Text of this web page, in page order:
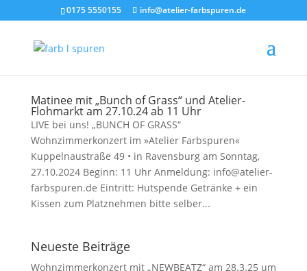
0175 5550155 info@atelier-farbspuren.de
Matinee mit „Bunch of Grass“ und Atelier-
Flohmarkt am 27.10.24 ab 11 Uhr
LIVE bei uns! „BUNCH OF GRASS“
Wohnzimmerkonzert im »Atelier Farbspuren«
Kuppelnaustraße 49 • in Ravensburg am Sonntag,
27.10.2024 Beginn: 11 Uhr Anmeldung: info@atelier-
farbspuren.de Eintritt: Hutspende Getränke + ein
Kissen zum Platznehmen bitte selber...
Neueste Beiträge
Wohnzimmerkonzert mit „NEWBEATZ“ am 28.3.25 um